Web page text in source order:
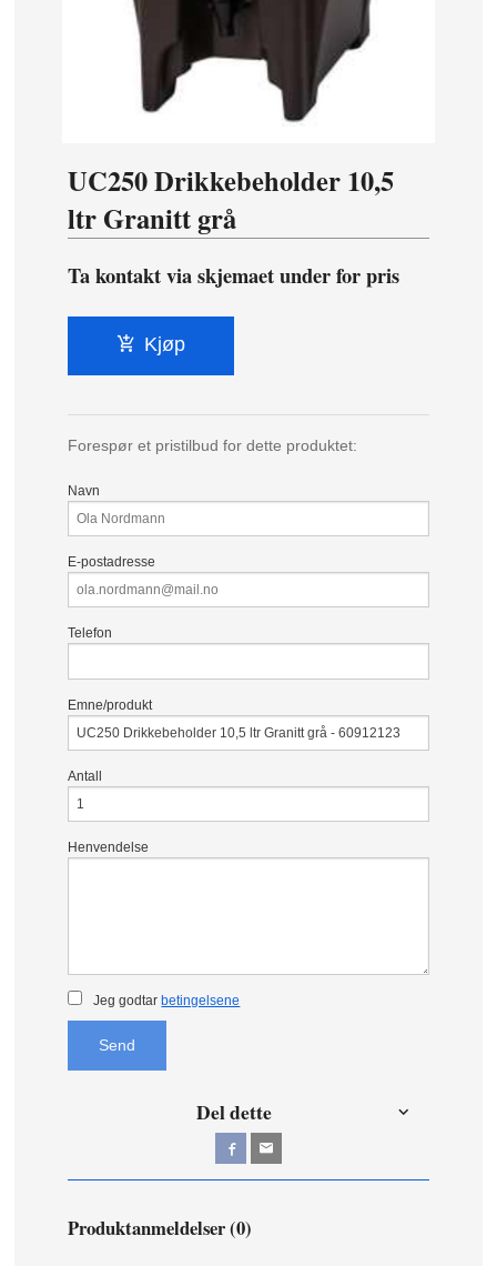
UC250 Drikkebeholder 10,5
ltr Granitt grå
Ta kontakt via skjemaet under for pris
Kjøp
Forespør et pristilbud for dette produktet:
Navn
E-postadresse
Telefon
Emne/produkt
Antall
Henvendelse
Jeg godtar betingelsene
Send
Del dette
Produktanmeldelser (0)